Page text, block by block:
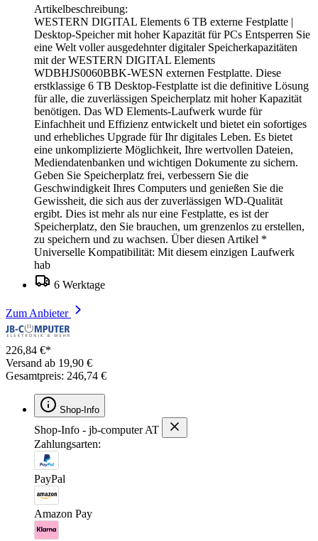
Artikelbeschreibung:
WESTERN DIGITAL Elements 6 TB externe Festplatte |
Desktop-Speicher mit hoher Kapazität für PCs Entsperren Sie
eine Welt voller ausgedehnter digitaler Speicherkapazitäten
mit der WESTERN DIGITAL Elements
WDBHJS0060BBK-WESN externen Festplatte. Diese
erstklassige 6 TB Desktop-Festplatte ist die definitive Lösung
für alle, die zuverlässigen Speicherplatz mit hoher Kapazität
benötigen. Das WD Elements-Laufwerk wurde für
Einfachheit und Effizienz entwickelt und bietet ein sofortiges
und erhebliches Upgrade für Ihr digitales Leben. Es bietet
eine unkomplizierte Möglichkeit, Ihre wertvollen Dateien,
Mediendatenbanken und wichtigen Dokumente zu sichern.
Geben Sie Speicherplatz frei, verbessern Sie die
Geschwindigkeit Ihres Computers und genießen Sie die
Gewissheit, die sich aus der zuverlässigen WD-Qualität
ergibt. Dies ist mehr als nur eine Festplatte, es ist der
Speicherplatz, den Sie brauchen, um grenzenlos zu erstellen,
zu speichern und zu wachsen. Über diesen Artikel *
Universelle Kompatibilität: Mit diesem einzigen Laufwerk
hab
6 Werktage
Zum Anbieter
226,84 €*
Versand ab 19,90 €
Gesamtpreis: 246,74 €
Shop-Info
Shop-Info - jb-computer AT
Zahlungsarten:
PayPal
Amazon Pay